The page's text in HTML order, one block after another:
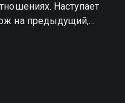
Наступает
на предыдущий,
бытовых и прочих
чтобы произошел
другие просто
от друга. Герои